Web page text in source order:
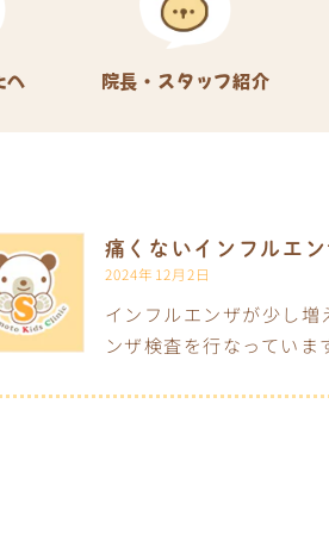
へ 院長・スタッフ紹介
痛くないインフルエ
2024年12月2日
インフルエンザが少し
ンザ検査を行なってい